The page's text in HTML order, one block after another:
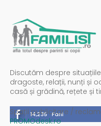
Discutăm despre
dragoste, relații, nunți și
casă și grădină, rețete și
14,235 Fani
Spații publicitare /
PROMOdesk.ro